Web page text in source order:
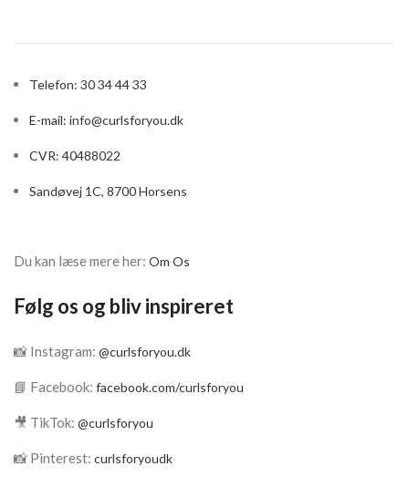
Telefon: 30 34 44 33
E-mail: info@curlsforyou.dk
CVR: 40488022
Sandøvej 1C, 8700 Horsens
Du kan læse mere her: Om Os
Følg os og bliv inspireret
📸 Instagram: @curlsforyou.dk
📘 Facebook: facebook.com/curlsforyou
🎥 TikTok: @curlsforyou
📸 Pinterest: curlsforyoudk